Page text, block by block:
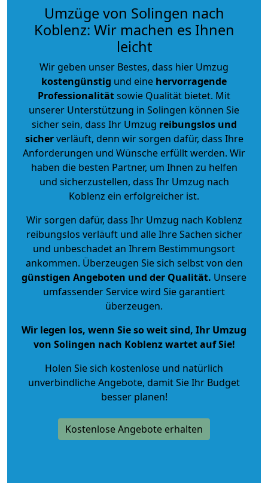
Umzüge von Solingen nach
Koblenz: Wir machen es Ihnen
leicht
Wir geben unser Bestes, dass hier Umzug
kostengünstig und eine hervorragende
Professionalitätsowie Qualität bietet. Mit
unserer Unterstützung in Solingen können Sie
sicher sein, dass Ihr Umzug reibungslos und
sicherverläuft, denn wir sorgen dafür, dass Ihre
Anforderungen und Wünsche erfüllt werden. Wir
haben die besten Partner, um Ihnen zu helfen
und sicherzustellen, dass Ihr Umzug nach
Koblenz ein erfolgreicher ist.
Wir sorgen dafür, dass Ihr Umzug nach Koblenz
reibungslos verläuft und alle Ihre Sachen sicher
und unbeschadet an Ihrem Bestimmungsort
ankommen. Überzeugen Sie sich selbst von den
günstigen Angeboten und der Qualität. Unsere
umfassender Service wird Sie garantiert
überzeugen.
Wir legen los, wenn Sie so weit sind, Ihr Umzug
von Solingen nach Koblenz wartet auf Sie!
Holen Sie sich kostenlose und natürlich
unverbindliche Angebote, damit Sie Ihr Budget
besser planen!
Kostenlose Angebote erhalten